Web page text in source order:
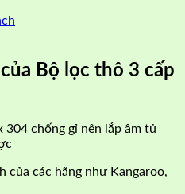
Bộ lọc thô 3 cấp
chống gỉ nên lắp âm tủ
của các hãng như Kangaroo,